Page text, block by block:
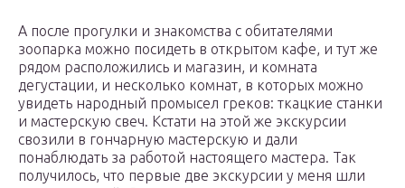
А после прогулки и знакомства с обитателями
зоопарка можно посидеть в открытом кафе, и тут же
рядом расположились и магазин, и комната
дегустации, и несколько комнат, в которых можно
увидеть народный промысел греков: ткацкие станки
и мастерскую свеч. Кстати на этой же экскурсии
свозили в гончарную мастерскую и дали
понаблюдать за работой настоящего мастера. Так
получилось, что первые две экскурсии у меня шли